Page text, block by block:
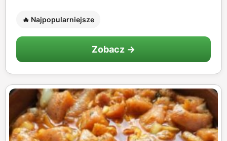
🔥 Najpopularniejsze
Zobacz →